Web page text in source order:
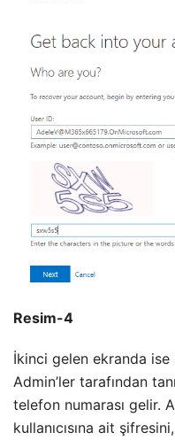
Resim-4
İkinci gelen ekranda ise
Admin’ler tarafından
telefon numarası gelir.
kullanıcısına ait